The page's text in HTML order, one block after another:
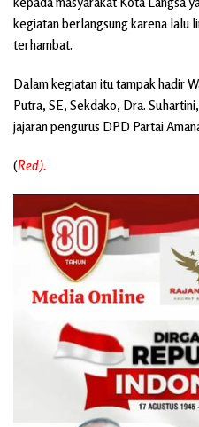
kegiatan berlangsung karena lalu
terhambat.
Dalam kegiatan itu tampak hadir
Putra, SE, Sekdako, Dra.
jajaran pengurus DPD Partai
(Red).